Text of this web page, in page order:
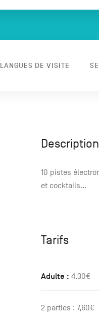
LANGUES DE VISITE
Description
10 pistes
et cocktails...
Tarifs
Adulte : 4.30€
2 parties : 7,60€